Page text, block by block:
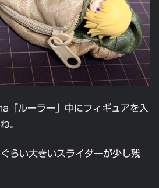
「ルーラー」中にフィギュアを入
。
らい大きいスライダーが少し残